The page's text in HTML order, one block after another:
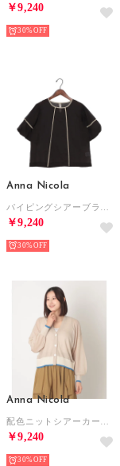
￥9,240
30%
Anna Nicola
￥9,240
30%
Anna Nicola
￥9,240
30%